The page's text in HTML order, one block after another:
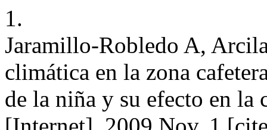
1.
Jaramillo-Robledo A,
climática en la zona
de la niña y su efecto en la